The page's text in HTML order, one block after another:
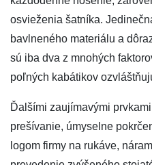
osvieženia šatníka.
bavlneného materiálu a
sú iba dva z mnohých
poľných kabátikov
Ďalšími zaujímavými
prešívanie, úmyselne
logom firmy na rukáve,